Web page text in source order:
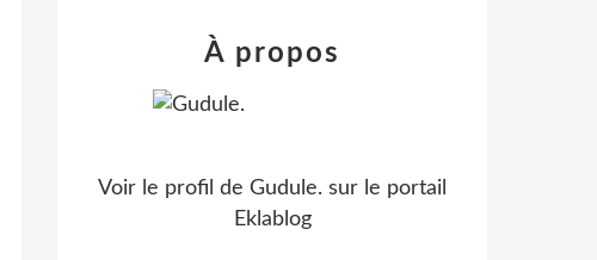
À propos
Voir le profil de Gudule. sur le portail
Eklablog